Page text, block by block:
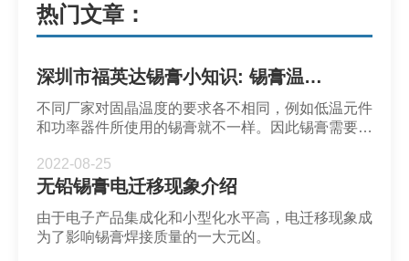
热门文章：
深圳市福英达锡膏小知识: 锡膏温度性质
不同厂家对固晶温度的要求各不相同，例如低温元件
和功率器件所使用的锡膏就不一样。因此锡膏需要能
2022-08-25
无铅锡膏电迁移现象介绍
由于电子产品集成化和小型化水平高，电迁移现象成
为了影响锡膏焊接质量的一大元凶。